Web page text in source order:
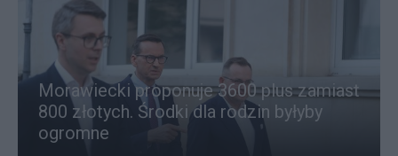
Morawiecki proponuje 3600 plus zamiast
800 złotych. Środki dla rodzin byłyby
ogromne